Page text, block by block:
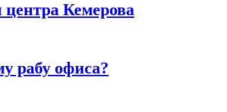
Кемерова
рабу офиса?